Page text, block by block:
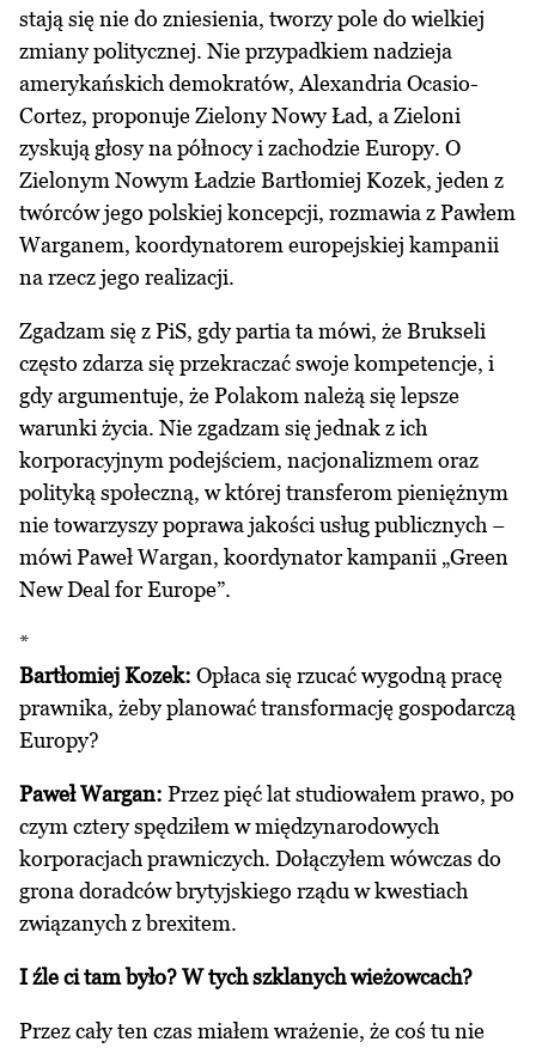
stają się nie do zniesienia, tworzy pole do wielkiej
zmiany politycznej. Nie przypadkiem nadzieja
amerykańskich demokratów, Alexandria Ocasio-
Cortez, proponuje Zielony Nowy Ład, a Zieloni
zyskują głosy na północy i zachodzie Europy. O
Zielonym Nowym Ładzie Bartłomiej Kozek, jeden z
twórców jego polskiej koncepcji, rozmawia z Pawłem
Warganem, koordynatorem europejskiej kampanii
na rzecz jego realizacji.
Zgadzam się z PiS, gdy partia ta mówi, że Brukseli
często zdarza się przekraczać swoje kompetencje, i
gdy argumentuje, że Polakom należą się lepsze
warunki życia. Nie zgadzam się jednak z ich
korporacyjnym podejściem, nacjonalizmem oraz
polityką społeczną, w której transferom pieniężnym
nie towarzyszy poprawa jakości usług publicznych −
mówi Paweł Wargan, koordynator kampanii „Green
New Deal for Europe”.
*
Bartłomiej Kozek: Opłaca się rzucać wygodną pracę
prawnika, żeby planować transformację gospodarczą
Europy?
Paweł Wargan: Przez pięć lat studiowałem prawo, po
czym cztery spędziłem w międzynarodowych
korporacjach prawniczych. Dołączyłem wówczas do
grona doradców brytyjskiego rządu w kwestiach
związanych z brexitem.
I źle ci tam było? W tych szklanych wieżowcach?
Przez cały ten czas miałem wrażenie, że coś tu nie